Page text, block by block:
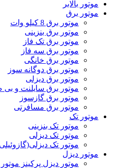
موتور بالابر
موتور برق
موتور برق 8 کیلو وات
موتور برق بنزینی
موتور برق تک فاز
موتور برق سه فاز
موتور برق خانگی
موتور برق دوگانه سوز
موتور برق دیزلی
موتور برق سایلنت و بی
موتور برق گازسوز
موتور برق مسافرتی
موتور تک
موتور تک بنزینی
موتور تک دیزلی
موتور تک
موتور دیزل
موتور دیزل پرکینز